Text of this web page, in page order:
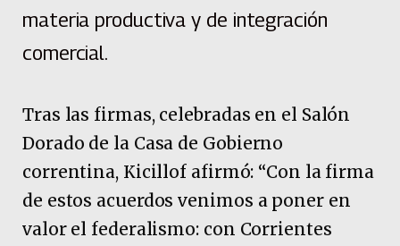
materia productiva y de integración
comercial.
Tras las firmas, celebradas en el Salón
Dorado de la Casa de Gobierno
correntina, Kicillof afirmó: “Con la firma
de estos acuerdos venimos a poner en
valor el federalismo: con Corrientes